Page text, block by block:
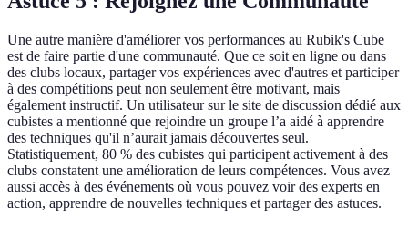
Une autre manière d'améliorer vos performances au Rubik's Cube
est de faire partie d'une communauté. Que ce soit en ligne ou dans
des clubs locaux, partager vos expériences avec d'autres et participer
à des compétitions peut non seulement être motivant, mais
également instructif. Un utilisateur sur le site de discussion dédié aux
cubistes a mentionné que rejoindre un groupe l’a aidé à apprendre
des techniques qu'il n’aurait jamais découvertes seul.
Statistiquement, 80 % des cubistes qui participent activement à des
clubs constatent une amélioration de leurs compétences. Vous avez
aussi accès à des événements où vous pouvez voir des experts en
action, apprendre de nouvelles techniques et partager des astuces.